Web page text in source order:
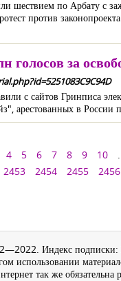
шествием по Арбату с
против
голосов за
с сайтов Гринписа
арестованных в
4 5 6 7 8 9 10
2453 2454 2455 2456
Индекс
использовании
так же